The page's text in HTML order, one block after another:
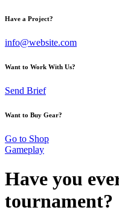
Have a Project?
info@website.com
Want to Work With Us?
Send Brief
Want to Buy Gear?
Go to Shop
Gameplay
Have you
tournament?